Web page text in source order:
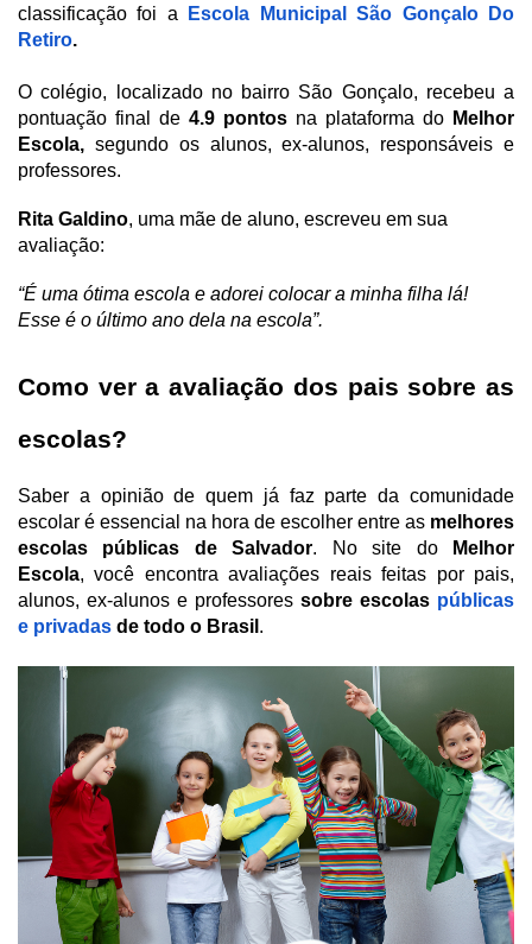
classificação foi a
Escola Municipal São Gonçalo Do
Retiro.
O colégio, localizado no bairro São Gonçalo, recebeu a
pontuação final de 4.9 pontos na plataforma do Melhor
Escola, segundo os alunos, ex-alunos, responsáveis e
professores.
Rita Galdino, uma mãe de aluno, escreveu em sua
avaliação:
“É uma ótima escola e adorei colocar a minha filha lá!
Esse é o último ano dela na escola”.
Como ver a avaliação dos pais sobre as
escolas?
Saber a opinião de quem já faz parte da comunidade
escolar é essencial na hora de escolher entre as melhores
escolas públicas de Salvador. No site do
Melhor
Escola, você encontra avaliações reais feitas por pais,
alunos, ex-alunos e professores sobre escolas públicas
e privadas de todo o Brasil .